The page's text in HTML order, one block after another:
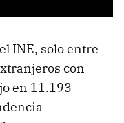
INE, solo entre
con
en 11.193